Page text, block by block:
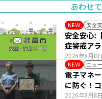
あわせ
NEW 安全
2026年8月8日
安全安心:
症警戒ア
NEW ニュ
2026年8月8日
電子マネ
に防ぐ！